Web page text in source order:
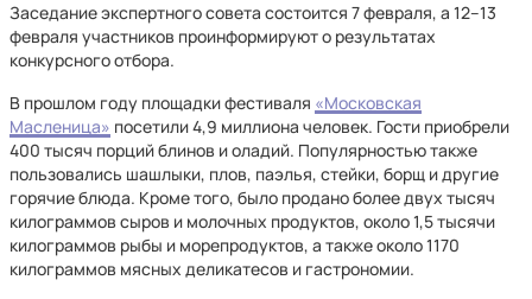
Заседание экспертного совета состоится 7 февраля, а 12–13
февраля участников проинформируют о результатах
конкурсного отбора.
В прошлом году площадки фестиваля «Московская
Масленица» посетили 4,9 миллиона человек. Гости приобрели
400 тысяч порций блинов и оладий. Популярностью также
пользовались шашлыки, плов, паэлья, стейки, борщ и другие
горячие блюда. Кроме того, было продано более двух тысяч
килограммов сыров и молочных продуктов, около 1,5 тысячи
килограммов рыбы и морепродуктов, а также около 1170
килограммов мясных деликатесов и гастрономии.